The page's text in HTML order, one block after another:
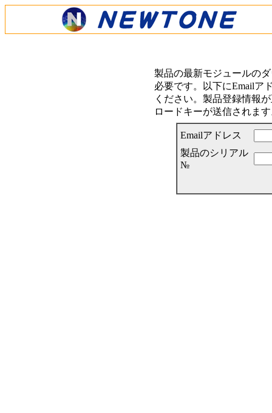
製品の最新モジュールの
必要です。以下にEmailア
ください。製品登録情報
ロードキーが送信されま
Emailアドレス
製品のシリアル
№